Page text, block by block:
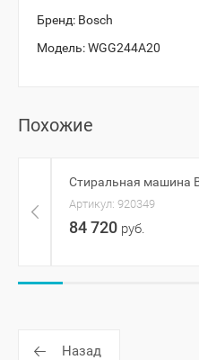
Бренд: Bosch
Модель:WGG244A20
Похожие
Стиральная машина
Артикул: 920349
84 720 руб.
Назад